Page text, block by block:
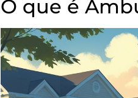
O que é